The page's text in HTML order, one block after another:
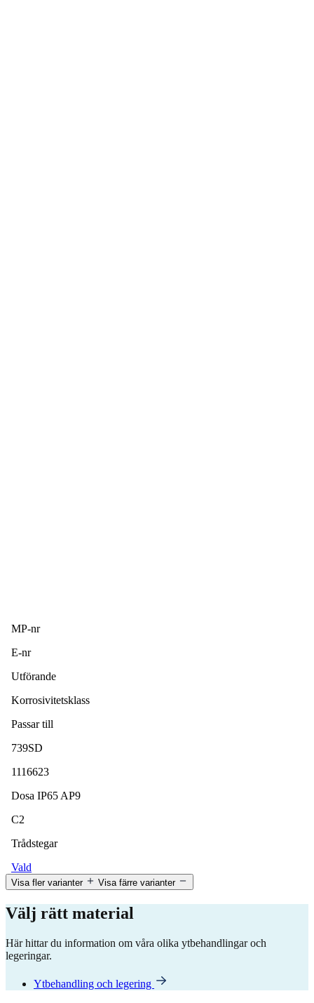
MP-nr
E-nr
Utförande
Korrosivitetsklass
Passar till
739SD
1116623
Dosa IP65 AP9
C2
Trådstegar
Vald
Visa fler varianter Visa färre varianter
Välj rätt material
Här hittar du information om våra olika ytbehandlingar och
legeringar.
Ytbehandling och legering